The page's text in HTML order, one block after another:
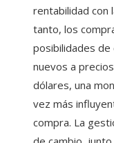
rentabilidad con
tanto, los
posibilidades
nuevos a
dólares, una
vez más
compra. La